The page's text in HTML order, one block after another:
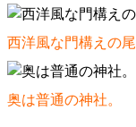
西洋風な門構えの
奥は普通の神社。